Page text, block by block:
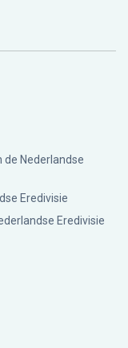
de Nederlandse
Eredivisie
Eredivisie